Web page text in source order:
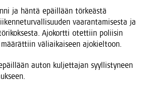
ja hän­tä epäil­lään tör­keäs­tä
vaa­ran­ta­mi­ses­ta ja
Ajo­kort­ti otet­tiin polii­sin
väliai­kai­seen ajokieltoon.
auton kul­jet­ta­jan syyl­lis­ty­neen